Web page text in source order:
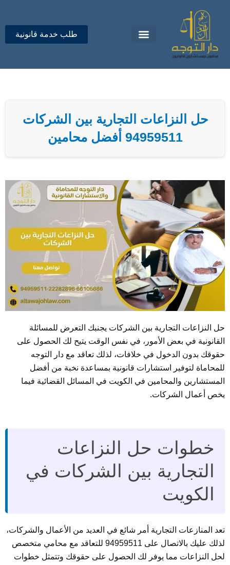
المحتوى
طلب خدمة قانونية
حل النزاعات التجارية بين الشركات
94959511 أفضل محامين
حل النزاعات التجارية بين الشركات يجنبك التعرض للمسائلة
القانونية في بعض الأمور، في نفس الوقت يتيح لك الحصول على
حقوقك بدون الدخول في خلافات، لذلك تعاقد مع دار التوجه
للمحاماة لتوفير استشارات قانونية بمساعدة نخبة من أفضل
المستشارين والمحامين في الكويت في المسائل القضائية فيما
يخص أعمال الشركات.
خطوات حل النزاعات
التجارية بين الشركات في
الكويت
تعد المنازعات التجارية أمر شائع في العديد من الأعمال والشركات،
لذلك عليك بالاتصال على 94959511 للتعاقد مع محامي متخصص
لحل النزاعات مما يوفر لك الحصول على حقوقك وتتمثل خطوات